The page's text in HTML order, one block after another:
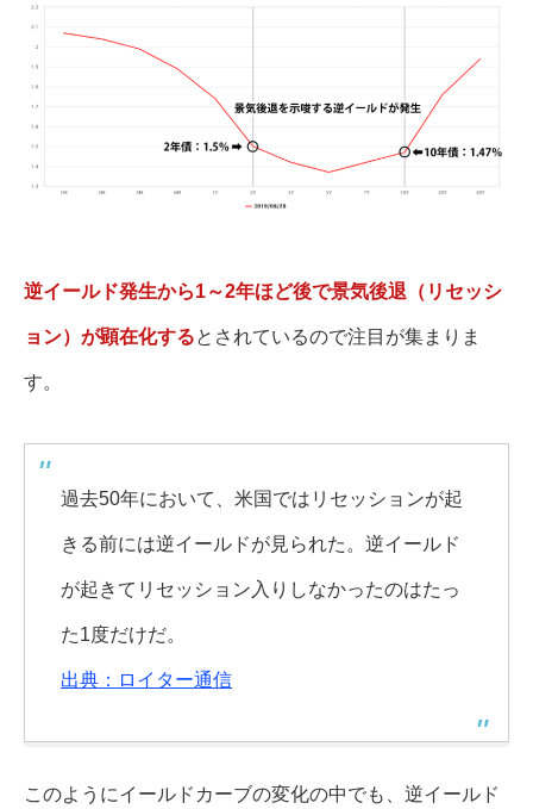
逆イールド発生から1～2年ほど後で景気後退（リセッシ
ョン）が顕在化するとされているので注目が集まりま
す。
過去50年において、米国ではリセッションが起
きる前には逆イールドが見られた。逆イールド
が起きてリセッション入りしなかったのはたっ
た1度だけだ。
出典：ロイター通信
このようにイールドカーブの変化の中でも、逆イールド